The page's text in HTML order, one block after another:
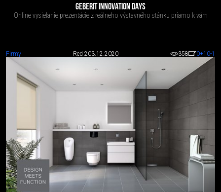
GEBERIT INNOVATION DAYS
Online vysielanie prezentácie z reálneho výstavného stánku priamo k vám
Firmy Red 203.12.2020 358 0+10-1